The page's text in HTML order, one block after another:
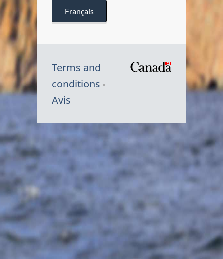
Français
Terms and
conditions
Avis
Symbole
Canada